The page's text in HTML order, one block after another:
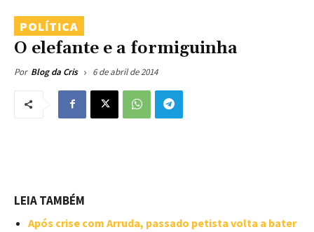
POLÍTICA
O elefante e a formiguinha
Por Blog da Cris 6 de abril de 2014
LEIA TAMBÉM
Após crise com Arruda, passado petista volta a bater